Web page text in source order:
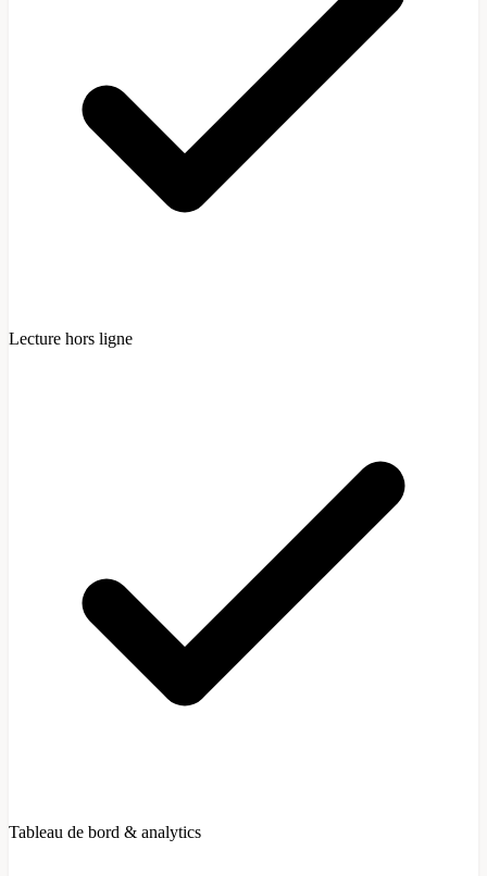
Lecture hors ligne
Tableau de bord & analytics